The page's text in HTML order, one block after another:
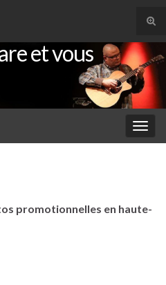
et vous
promotionnelles en haute-